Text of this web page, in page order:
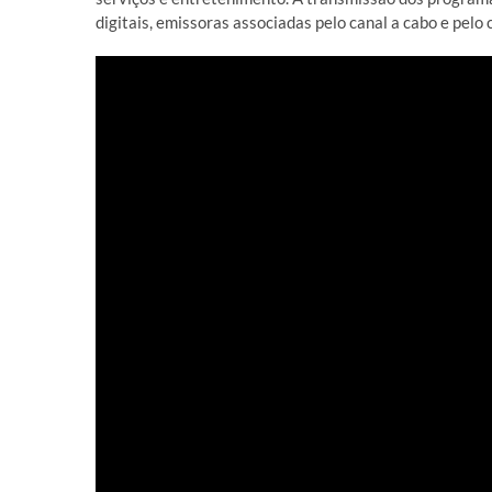
digitais, emissoras associadas pelo canal a cabo e